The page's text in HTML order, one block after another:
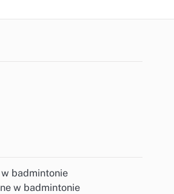
badmintonie
w badmintonie